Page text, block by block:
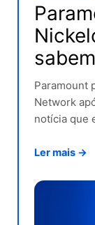
Paramount
Network
notícia que
Ler mais →